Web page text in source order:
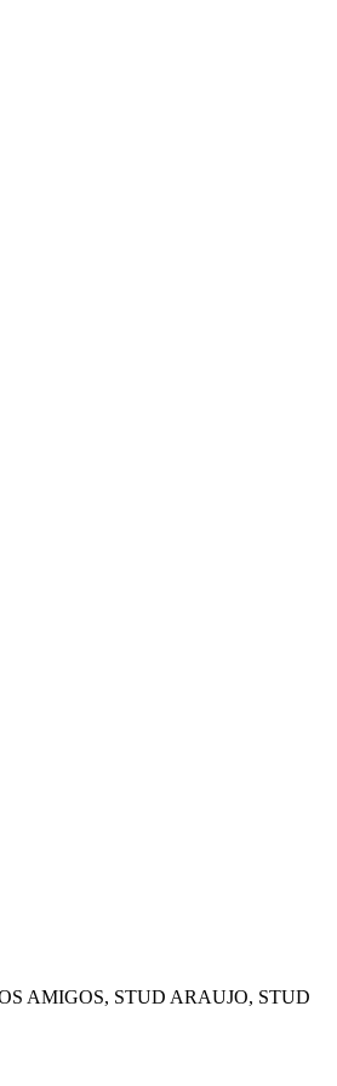
AMIGOS, STUD ARAUJO, STUD